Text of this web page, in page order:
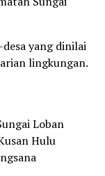
yang dinilai
lingkungan.
Loban
Hulu